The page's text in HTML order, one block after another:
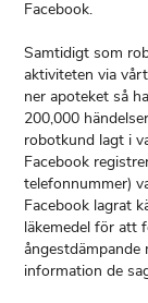
Facebook.
Samtidigt som
aktiviteten via
ner apoteket så
200,000
robotkund lagt i
Facebook
telefonnummer)
Facebook lagrat
läkemedel för att
ångestdämpande
information de